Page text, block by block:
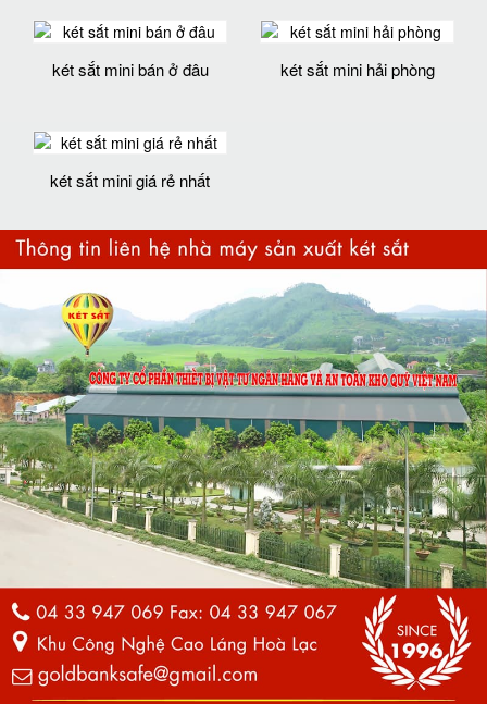
két sắt mini bán ở đâu két sắt mini hải phòng
két sắt mini giá rẻ nhất